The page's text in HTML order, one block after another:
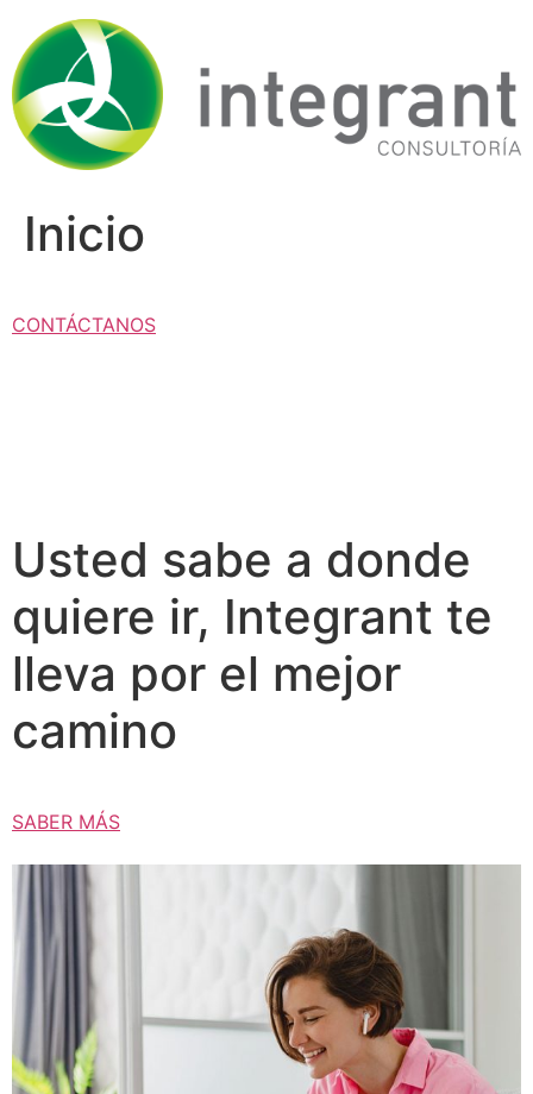
contenido
Inicio
CONTÁCTANOS
Usted sabe a donde
quiere ir, Integrant te
lleva por el mejor
camino
SABER MÁS